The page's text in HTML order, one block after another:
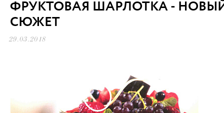
ФРУКТОВАЯ ШАРЛОТКА -
СЮЖЕТ
29.03.2018